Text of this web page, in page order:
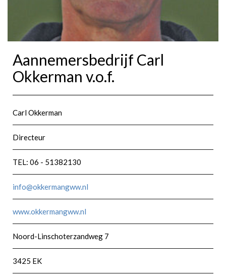
Aannemersbedrijf Carl
Okkerman v.o.f.
Carl Okkerman
Directeur
TEL: 06 - 51382130
info@okkermangww.nl
www.okkermangww.nl
Noord-Linschoterzandweg 7
3425 EK